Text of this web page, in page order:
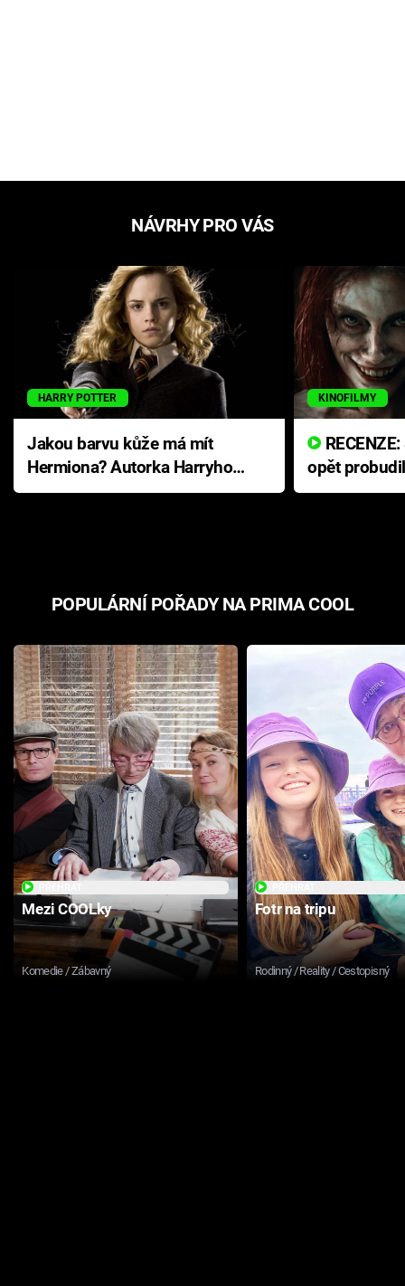
NÁVRHY PRO VÁS
HARRY POTTER
Jakou barvu kůže má mít
Hermiona? Autorka Harryho
Pottera přišla s ráznou
KINOFILMY
opět
přichází s
POPULÁRNÍ POŘADY NA PRIMA COOL
Mezi COOLky
Komedie / Zábavný
Fotr na tripu
Rodinný / Reality / Cestopisný